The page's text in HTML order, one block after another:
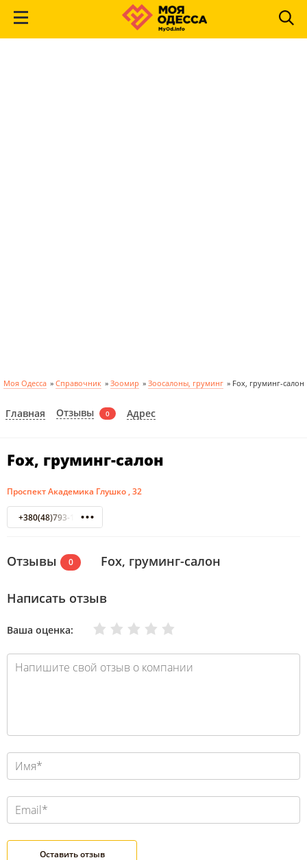
Моя Одесса » Справочник » Зоомир » Зоосалоны, груминг » Fox, груминг-салон
Главная Отзывы 0 Адрес
Fox, груминг-салон
Проспект Академика Глушко , 32
+380(48)793-17-13
Отзывы 0 Fox, груминг-салон
Написать отзыв
Ваша оценка: Отлично
Хорошо
Нормально
Плохо
Очень плохо